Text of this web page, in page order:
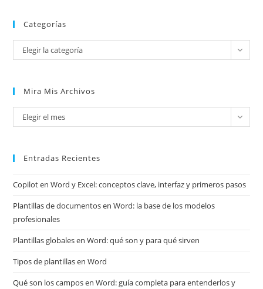
Categorías
Categorías
Elegir la categoría
Mira Mis Archivos
Mira
mis
Elegir el mes
Entradas Recientes
Copilot en Word y Excel: conceptos clave, interfaz y primeros pasos
Plantillas de documentos en Word: la base de los modelos
profesionales
Plantillas globales en Word: qué son y para qué sirven
Tipos de plantillas en Word
Qué son los campos en Word: guía completa para entenderlos y